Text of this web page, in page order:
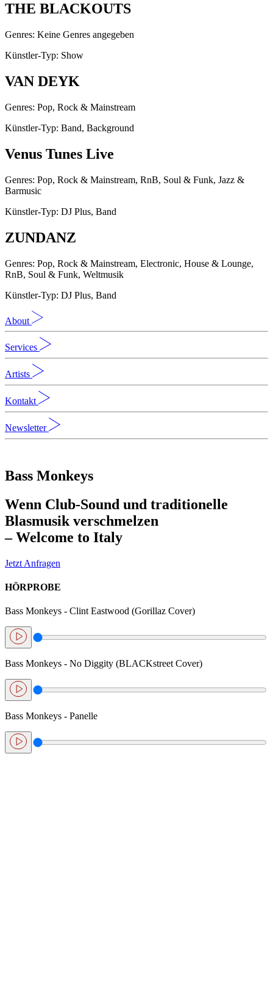
THE BLACKOUTS
Genres: Keine Genres angegeben
Künstler-Typ: Show
VAN DEYK
Genres: Pop, Rock & Mainstream
Künstler-Typ: Band, Background
Venus Tunes Live
Genres: Pop, Rock & Mainstream, RnB, Soul & Funk, Jazz &
Barmusic
Künstler-Typ: DJ Plus, Band
ZUNDANZ
Genres: Pop, Rock & Mainstream, Electronic, House & Lounge,
RnB, Soul & Funk, Weltmusik
Künstler-Typ: DJ Plus, Band
About
Services
Artists
Kontakt
Newsletter
Bass Monkeys
Wenn Club-Sound und traditionelle
Blasmusik verschmelzen
– Welcome to Italy
Jetzt Anfragen
HÖRPROBE
Bass Monkeys - Clint Eastwood (Gorillaz Cover)
Bass Monkeys - No Diggity (BLACKstreet Cover)
Bass Monkeys - Panelle